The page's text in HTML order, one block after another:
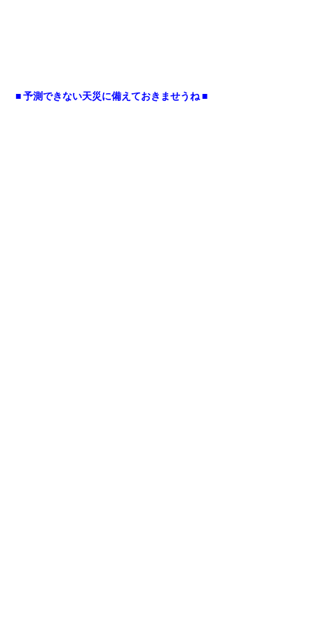
■ 予測できない天災に備えておきませうね ■